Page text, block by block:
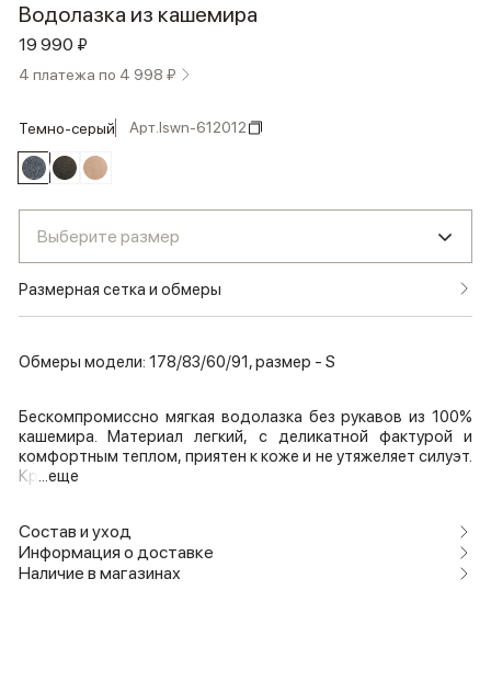
Водолазка из кашемира
19 990 ₽
4 платежа по 4 998 ₽
темно-серый Арт.lswn-612012
Выберите размер
Размерная сетка и обмеры
Обмеры модели: 178/83/60/91, размер - S
Бескомпромиссно мягкая водолазка без рукавов из 100%
кашемира. Материал легкий, с деликатной фактурой и
комфортным теплом, приятен к коже и не утяжеляет силуэт.
Кр ...еще
Состав и уход
Информация о доставке
Наличие в магазинах